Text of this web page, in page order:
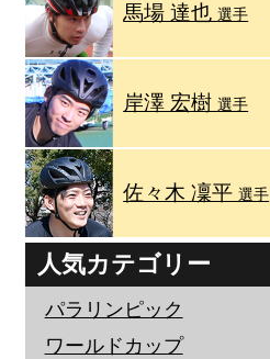
馬場 達也選手
岸澤 宏樹選手
佐々木 凜平選手
人気カテゴリー
パラリンピック
ワールドカップ